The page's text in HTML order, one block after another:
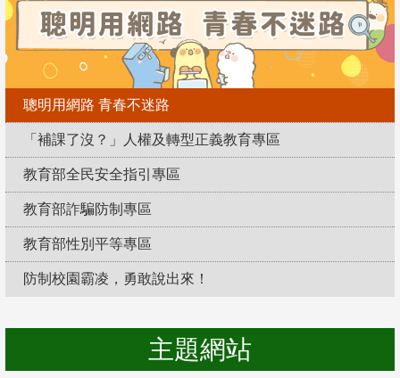
聰明用網路 青春不迷路
「補課了沒？」人權及轉型正義教育專區
教育部全民安全指引專區
教育部詐騙防制專區
教育部性別平等專區
防制校園霸凌，勇敢說出來！
主題網站